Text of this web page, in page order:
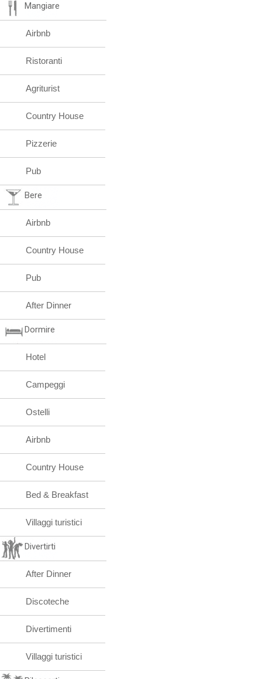
Mangiare
Airbnb
Ristoranti
Agriturist
Country House
Pizzerie
Pub
Bere
Airbnb
Country House
Pub
After Dinner
Dormire
Hotel
Campeggi
Ostelli
Airbnb
Country House
Bed & Breakfast
Villaggi turistici
Divertirti
After Dinner
Discoteche
Divertimenti
Villaggi turistici